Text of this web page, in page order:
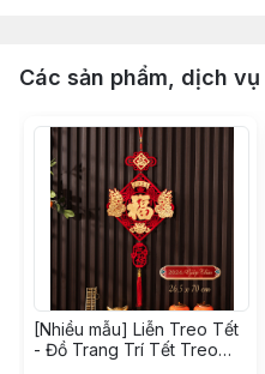
#Puzzle2D #QuàLưuNiệm
#ĐồChơiKhoaHọc
#Noel #GiángSinh
#TranhCát
#ĐấtNặn
#ĐènLồngTrungThu
#BảngBậnRộn #Memory
#TròChơiThủCông
#TranhCạo #TôMàuSlime
#TròChơiDânGian
Các sản phẩm, dịch
[Nhiều mẫu] Liễn Treo Tết
- Đồ Trang Trí Tết Treo